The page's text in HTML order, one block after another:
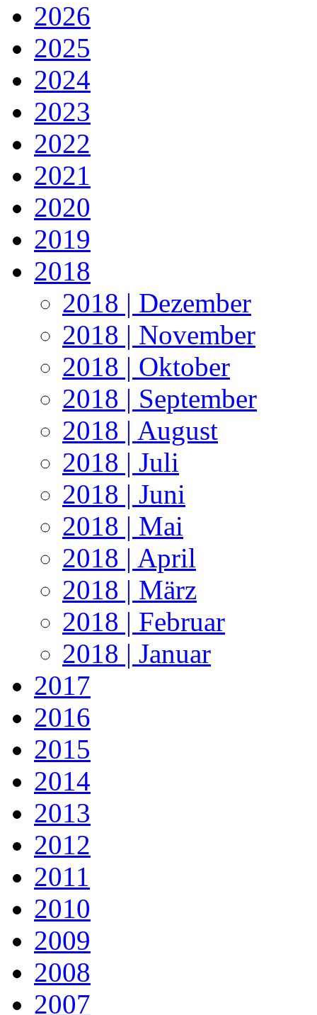
2026
2025
2024
2023
2022
2021
2020
2019
2018
2018 | Dezember
2018 | November
2018 | Oktober
2018 | September
2018 | August
2018 | Juli
2018 | Juni
2018 | Mai
2018 | April
2018 | März
2018 | Februar
2018 | Januar
2017
2016
2015
2014
2013
2012
2011
2010
2009
2008
2007